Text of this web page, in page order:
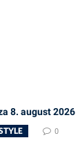
8. august 2026
0